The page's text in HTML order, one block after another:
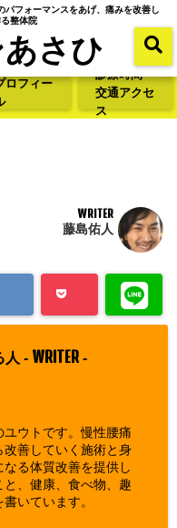
フォーマンスをあげ、痛みを改善し
整体院
さひ
ロフィー
診療時間・
交通アクセ
ス
WRITER
藤島佑人
人 - WRITER -
ウトです。慢性腰痛
善していく施術と身
る体質改善を提供し
、健康、食べ物、趣
いています。